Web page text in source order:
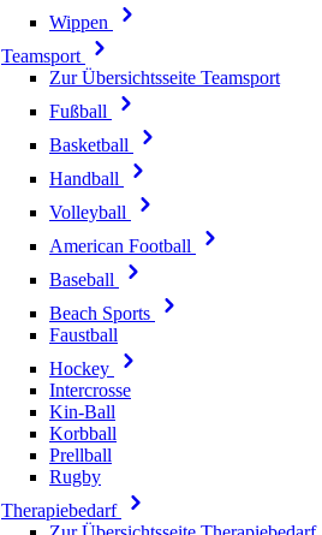
Wippen
Teamsport
Zur Übersichtsseite Teamsport
Fußball
Basketball
Handball
Volleyball
American Football
Baseball
Beach Sports
Faustball
Hockey
Intercrosse
Kin-Ball
Korbball
Prellball
Rugby
Therapiebedarf